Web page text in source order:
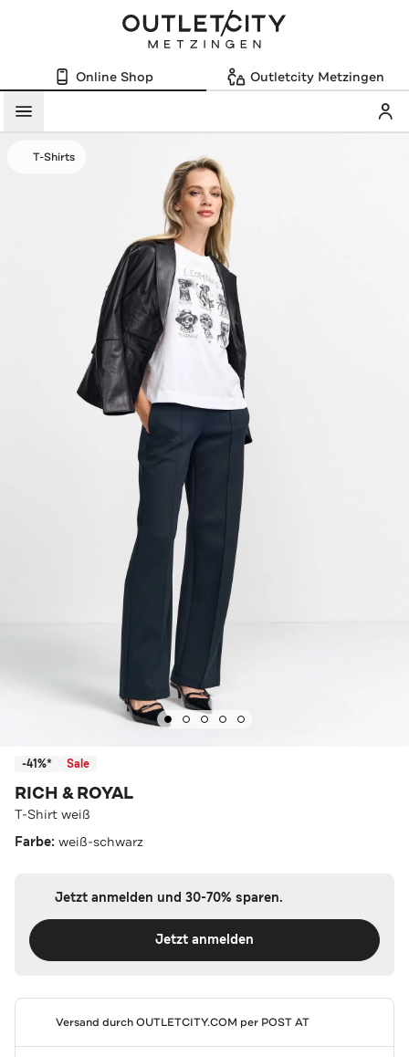
Online Shop Outletcity Metzingen
Menü
T-Shirts
-41%* Sale
RICH & ROYAL
T-Shirt weiß
Farbe: weiß-schwarz
Jetzt anmelden und 30-70% sparen.
Jetzt anmelden
Versand durchOUTLETCITY.COM per POST AT